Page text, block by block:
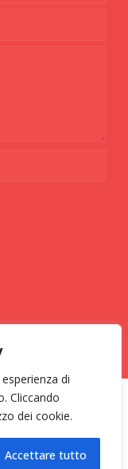
di
Cliccando
dei cookie.
Accettare tutto
COMUNALE MILANO -